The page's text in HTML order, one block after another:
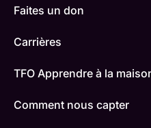
Faites un don
Carrières
TFO Apprendre à la
Comment nous capter